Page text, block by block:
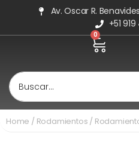
Av. Oscar R.
+51
0
Home / Rodamientos /